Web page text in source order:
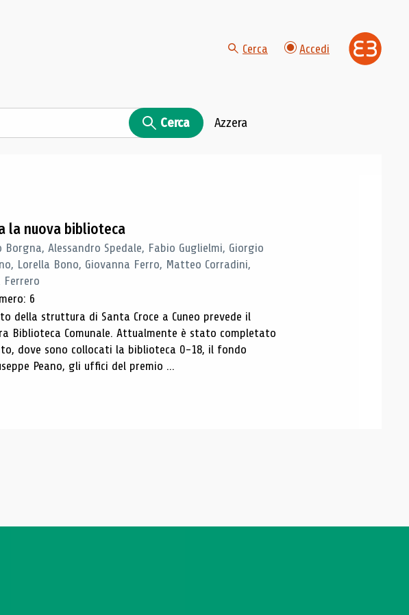
Cerca Accedi
Cerca Azzera
la nuova biblioteca
Borgna, Alessandro Spedale, Fabio Guglielmi, Giorgio
Lorella Bono, Giovanna Ferro, Matteo Corradini,
Ferrero
6
della struttura di Santa Croce a Cuneo prevede il
Biblioteca Comunale. Attualmente è stato completato
dove sono collocati la biblioteca 0-18, il fondo
Peano, gli uffici del premio ...